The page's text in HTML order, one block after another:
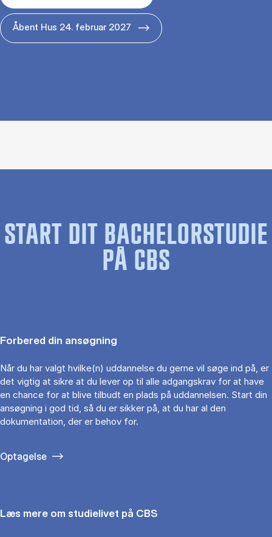
Åbent Hus 24. februar 2027
START DIT BACHELORSTUDIE
PÅ CBS
Forbered din ansøgning
Når du har valgt hvilke(n) uddannelse du gerne vil søge ind på, er
det vigtig at sikre at du lever op til alle adgangskrav for at have
en chance for at blive tilbudt en plads på uddannelsen. Start din
ansøgning i god tid, så du er sikker på, at du har al den
dokumentation, der er behov for.
Optagelse
Læs mere om studielivet på CBS